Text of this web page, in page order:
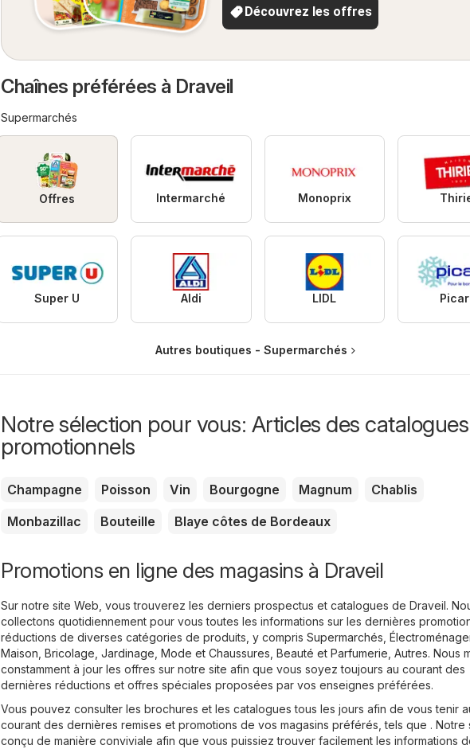
Découvrez les offres
Chaînes préférées à Draveil
Supermarchés
Offres Intermarché Monoprix
Super U Aldi LIDL
Autres boutiques - Supermarchés
Notre sélection pour vous: Articles des catalogues
promotionnels
Champagne Poisson Vin Bourgogne Magnum
Chablis
Monbazillac
Bouteille Blaye côtes de Bordeaux
Promotions en ligne des magasins à Draveil
Sur notre site Web, vous trouverez les derniers prospectus et catalogues de Draveil.
collectons quotidiennement pour vous toutes les informations sur les dernières
réductions de diverses catégories de produits, y compris Supermarchés,
Maison, Bricolage, Jardinage, Mode et Chaussures, Beauté et Parfumerie, Autres. Nous
constamment à jour les offres sur notre site afin que vous soyez toujours au courant des
dernières réductions et offres spéciales proposées par vos enseignes préférées.
Vous pouvez consulter les brochures et les catalogues tous les jours afin de vous tenir
courant des dernières remises et promotions de vos magasins préférés, tels que . Notre
conçu de manière conviviale afin que vous puissiez trouver facilement les informations